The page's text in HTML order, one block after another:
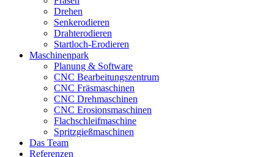
Drehen
Senkerodieren
Drahterodieren
Startloch-Erodieren
Maschinenpark
Planung & Software
CNC Bearbeitungszentrum
CNC Fräsmaschinen
CNC Drehmaschinen
CNC Erosionsmaschinen
Flachschleifmaschine
Spritzgießmaschinen
Das Team
Referenzen